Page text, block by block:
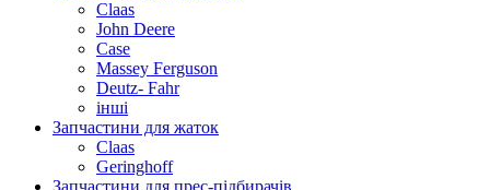
Claas
John Deere
Case
Massey Ferguson
Deutz- Fahr
інші
Запчастини для жаток
Claas
Geringhoff
Запчастини для прес-підбирачів